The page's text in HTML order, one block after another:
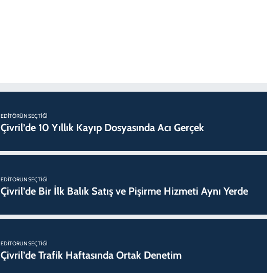
EDITÖRÜN SEÇTIĞI
Çivril’de 10 Yıllık Kayıp Dosyasında Acı Gerçek
EDITÖRÜN SEÇTIĞI
Çivril’de Bir İlk Balık Satış ve Pişirme Hizmeti Aynı Yerde
EDITÖRÜN SEÇTIĞI
Çivril’de Trafik Haftasında Ortak Denetim